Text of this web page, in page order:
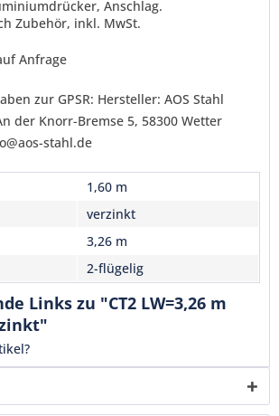
Anschlag.
Zubehör, inkl. MwSt.
Anfrage
zur GPSR: Hersteller: AOS Stahl
der Knorr-Bremse 5, 58300 Wetter
stahl.de
1,60 m
verzinkt
3,26 m
2-flügelig
Links zu "CT2 LW=3,26 m